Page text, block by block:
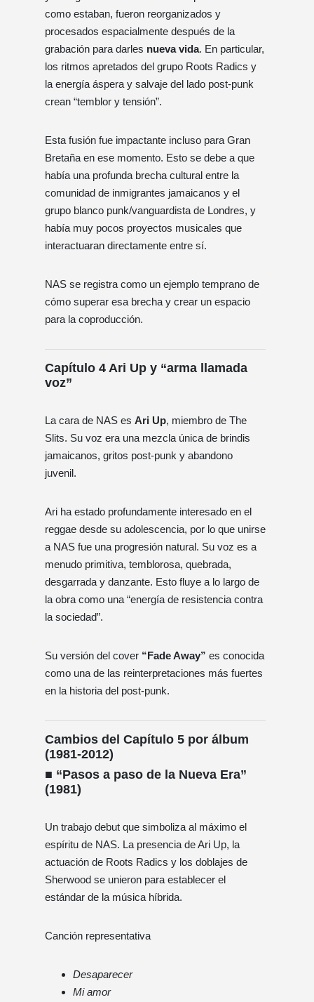
como estaban, fueron reorganizados y
procesados ​​espacialmente después de la
grabación para darles nueva vida. En particular,
los ritmos apretados del grupo Roots Radics y
la energía áspera y salvaje del lado post-punk
crean “temblor y tensión”.
Esta fusión fue impactante incluso para Gran
Bretaña en ese momento. Esto se debe a que
había una profunda brecha cultural entre la
comunidad de inmigrantes jamaicanos y el
grupo blanco punk/vanguardista de Londres, y
había muy pocos proyectos musicales que
interactuaran directamente entre sí.
NAS se registra como un ejemplo temprano de
cómo superar esa brecha y crear un espacio
para la coproducción.
Capítulo 4 Ari Up y “arma llamada
voz”
La cara de NAS es Ari Up, miembro de The
Slits. Su voz era una mezcla única de brindis
jamaicanos, gritos post-punk y abandono
juvenil.
Ari ha estado profundamente interesado en el
reggae desde su adolescencia, por lo que unirse
a NAS fue una progresión natural. Su voz es a
menudo primitiva, temblorosa, quebrada,
desgarrada y danzante. Esto fluye a lo largo de
la obra como una “energía de resistencia contra
la sociedad”.
Su versión del cover “Fade Away” es conocida
como una de las reinterpretaciones más fuertes
en la historia del post-punk.
Cambios del Capítulo 5 por álbum
(1981-2012)
■ “Pasos a paso de la Nueva Era”
(1981)
Un trabajo debut que simboliza al máximo el
espíritu de NAS. La presencia de Ari Up, la
actuación de Roots Radics y los doblajes de
Sherwood se unieron para establecer el
estándar de la música híbrida.
Canción representativa
Desaparecer
Mi amor